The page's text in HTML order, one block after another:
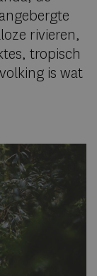
rivieren,
tropisch
is wat